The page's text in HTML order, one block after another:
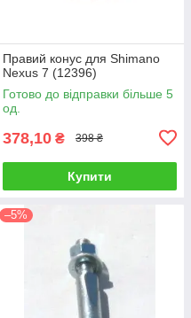
Правий конус для Shimano
Nexus 7 (12396)
Готово до відправки більше 5
од.
378,10 ₴ 398 ₴
Купити
–5%